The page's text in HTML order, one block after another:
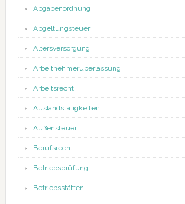
Abgabenordnung
Abgeltungsteuer
Altersversorgung
Arbeitnehmerüberlassung
Arbeitsrecht
Auslandstätigkeiten
Außensteuer
Berufsrecht
Betriebsprüfung
Betriebsstätten